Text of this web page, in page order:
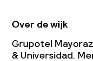
Over de wijk
Grupotel
& Universidad.